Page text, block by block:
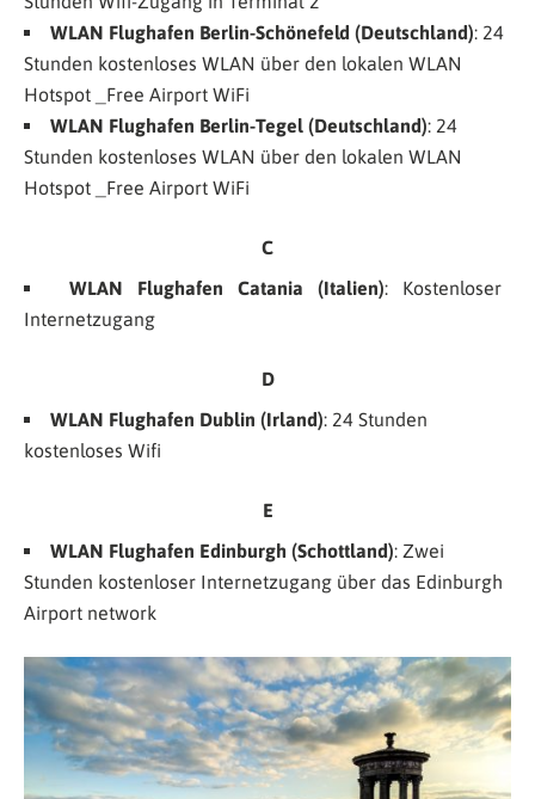
WLAN Flughafen Berlin-Schönefeld (Deutschland): 24
Stunden kostenloses WLAN über den lokalen WLAN
Hotspot
_Free Airport WiFi
WLAN Flughafen Berlin-Tegel (Deutschland): 24
Stunden kostenloses WLAN über den lokalen WLAN
Hotspot
_Free Airport WiFi
C
WLAN Flughafen Catania (Italien): Kostenloser
Internetzugang
D
WLAN Flughafen Dublin (Irland): 24 Stunden
kostenloses Wifi
E
WLAN Flughafen Edinburgh (Schottland): Zwei
Stunden kostenloser Internetzugang über das Edinburgh
Airport network